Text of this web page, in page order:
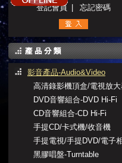
登記會員
忘記密碼
影音產品-Audio&Video
高清錄影機頂盒/電視放大
DVD音響組合-DVD Hi-Fi
CD音響組合-CD Hi-Fi
手提CD/卡式機/收音機
手提電視/手提DVD/電子
黑膠唱盤-Turntable